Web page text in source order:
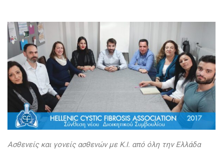
Ασθενείς και γονείς ασθενών με Κ.Ι. από όλη την Ελλάδα